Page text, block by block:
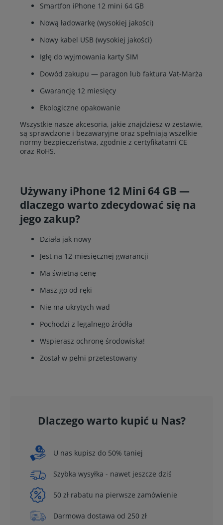
Smartfon iPhone 12 mini 64 GB
Nową ładowarkę (wysokiej jakości)
Nowy kabel USB (wysokiej jakości)
Igłę do wyjmowania karty SIM
Dowód zakupu — paragon lub faktura Vat-Marża
Gwarancję 12 miesięcy
Ekologiczne opakowanie
Wszystkie nasze akcesoria, jakie znajdziesz w zestawie,
są sprawdzone i bezawaryjne oraz spełniają wszelkie
normy bezpieczeństwa, zgodnie z certyfikatami CE
oraz RoHS.
Używany iPhone 12 Mini 64 GB —
dlaczego warto zdecydować się na
jego zakup?
Działa jak nowy
Jest na 12-miesięcznej gwarancji
Ma świetną cenę
Masz go od ręki
Nie ma ukrytych wad
Pochodzi z legalnego źródła
Wspierasz ochronę środowiska!
Został w pełni przetestowany
Dlaczego warto kupić u Nas?
U nas kupisz do 50% taniej
Szybka wysyłka - nawet jeszcze dziś
50 zł rabatu na pierwsze zamówienie
Darmowa dostawa od 250 zł